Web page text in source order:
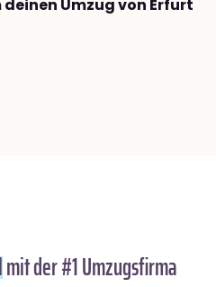
Umzug von Erfurt
mit der #1 Umzugsfirma